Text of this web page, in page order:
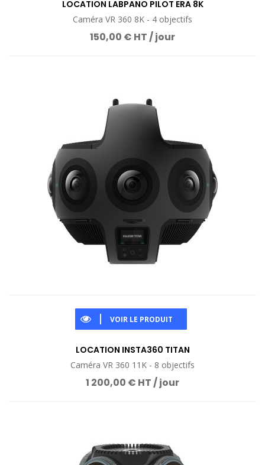
LOCATION LABPANO PILOT ERA 8K
Caméra VR 360 8K - 4 objectifs
150,00 € HT / jour
VOIR LE PRODUIT
LOCATION INSTA360 TITAN
Caméra VR 360 11K - 8 objectifs
1 200,00 € HT / jour